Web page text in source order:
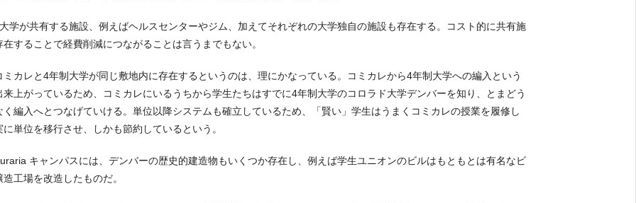
学が共有する施設、例えばヘルスセンターやジム、加えてそれぞれの大学独自の施設も存在する。コスト的に共有施
在することで経費削減につながることは言うまでもない。
ミカレと4年制大学が同じ敷地内に存在するというのは、理にかなっている。コミカレから4年制大学への編入という
来上がっているため、コミカレにいるうちから学生たちはすでに4年制大学のコロラド大学デンバーを知り、とまどう
く編入へとつなげていける。単位以降システムも確立しているため、「賢い」学生はうまくコミカレの授業を履修し
に単位を移行させ、しかも節約しているという。
キャンパスには、デンバーの歴史的建造物もいくつか存在し、例えば学生ユニオンのビルはもともとは有名なビ
造工場を改造したものだ。